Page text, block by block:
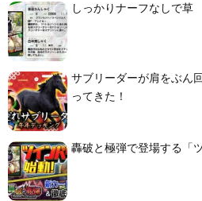
しっかりナーフなしで草
サブリーダーが肩をぶん
ってきた！
轟破と極弾で登場する「